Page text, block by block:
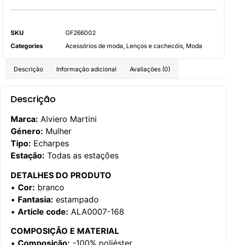
SKU
GF266002
Categories
Acessórios de moda, Lenços e cachecóis, Moda
Descrição Informação adicional Avaliações (0)
Descrição
Marca: Alviero Martini
Género: Mulher
Tipo: Echarpes
Estação: Todas as estações
DETALHES DO PRODUTO
• Cor: branco
• Fantasia: estampado
• Article code: ALA0007-168
COMPOSIÇÃO E MATERIAL